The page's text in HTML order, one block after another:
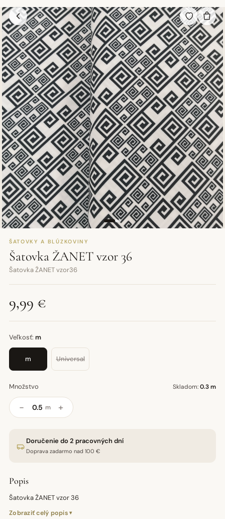
ŠATOVKY A BLÚZKOVINY
Šatovka ŽANET vzor 36
Šatovka ŽANET vzor36
9,99 €
Veľkosť: m
m Universal
Množstvo Skladom:0.3 m
− m +
Doručenie do 2 pracovných dní
Doprava zadarmo nad 100 €
Popis
Šatovka ŽANET vzor 36
Zobraziť celý popis